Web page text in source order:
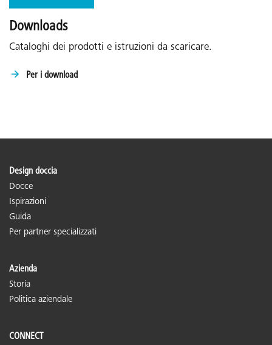
Downloads
Cataloghi dei prodotti e istruzioni da scaricare.
Per i download
Design doccia
Docce
Ispirazioni
Guida
Per partner specializzati
Azienda
Storia
Politica aziendale
CONNECT